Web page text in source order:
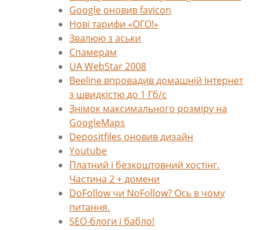
Google оновив favicon
Нові тарифи «ОГО!»
Звалюю з аськи
Спамерам
UA WebStar 2008
Beeline впровадив домашній інтернет
з швидкістю до 1 Гб/с
Знімок максимального розміру на
GoogleMaps
Depositfiles оновив дизайн
Youtube
Платний і безкоштовний хостінг.
Частина 2 + домени
DoFollow чи NoFollow? Ось в чому
питання.
SEO-блоги і бабло!